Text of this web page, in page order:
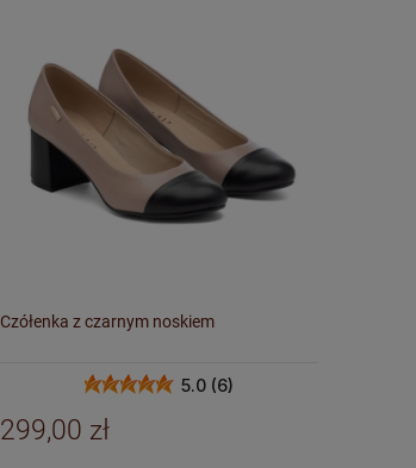
Czółenka z czarnym noskiem
5.0 (6)
299,00 zł